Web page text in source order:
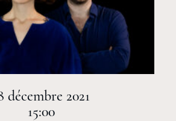
décembre 2021
15:00